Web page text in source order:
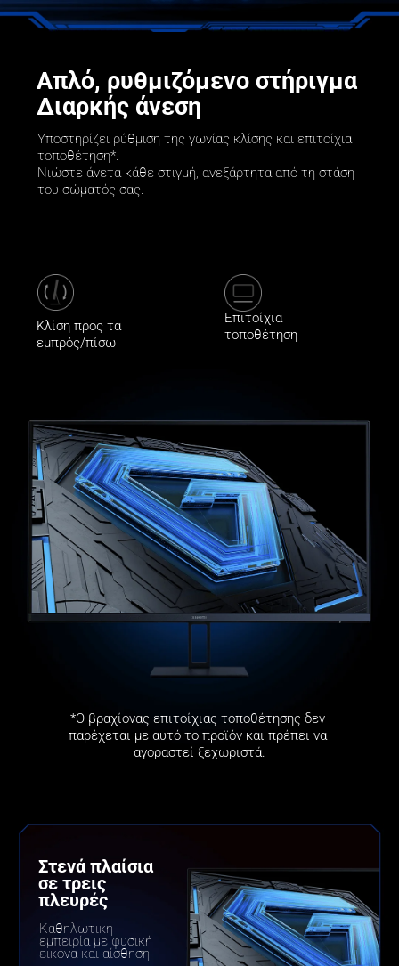
Απλό, ρυθμιζόμενο στήριγμα
Διαρκής άνεση
Υποστηρίζει ρύθμιση της γωνίας κλίσης και επιτοίχια
τοποθέτηση*.
Νιώστε άνετα κάθε στιγμή, ανεξάρτητα από τη στάση
του σώματός σας.
Κλίση προς τα
εμπρός/πίσω
Επιτοίχια
τοποθέτηση
*Ο βραχίονας επιτοίχιας τοποθέτησης δεν
παρέχεται με αυτό το προϊόν και πρέπει να
αγοραστεί ξεχωριστά.
Στενά πλαίσια
σε τρεις
πλευρές
Καθηλωτική
εμπειρία με φυσική
εικόνα και αίσθηση